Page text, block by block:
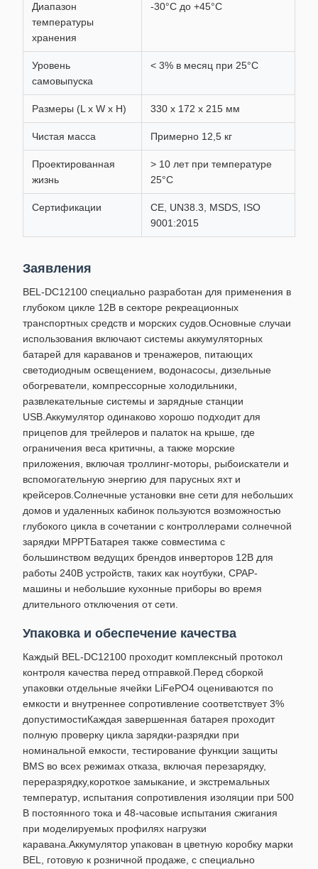
Диапазон
температуры
хранения
-30°C до +45°C
Уровень
самовыпуска
< 3% в месяц при 25°C
Размеры (L x W x H) 330 x 172 x 215 мм
Чистая масса Примерно 12,5 кг
Проектированная
жизнь
> 10 лет при температуре
25°C
Сертификации
CE, UN38.3, MSDS, ISO
9001:2015
Заявления
BEL-DC12100 специально разработан для применения в
глубоком цикле 12В в секторе рекреационных
транспортных средств и морских судов.Основные случаи
использования включают системы аккумуляторных
батарей для караванов и тренажеров, питающих
светодиодным освещением, водонасосы, дизельные
обогреватели, компрессорные холодильники,
развлекательные системы и зарядные станции
USB.Аккумулятор одинаково хорошо подходит для
прицепов для трейлеров и палаток на крыше, где
ограничения веса критичны, а также морские
приложения, включая троллинг-моторы, рыбоискатели и
вспомогательную энергию для парусных яхт и
крейсеров.Солнечные установки вне сети для небольших
домов и удаленных кабинок пользуются возможностью
глубокого цикла в сочетании с контроллерами солнечной
зарядки MPPTБатарея также совместима с
большинством ведущих брендов инверторов 12В для
работы 240В устройств, таких как ноутбуки, CPAP-
машины и небольшие кухонные приборы во время
длительного отключения от сети.
Упаковка и обеспечение качества
Каждый BEL-DC12100 проходит комплексный протокол
контроля качества перед отправкой.Перед сборкой
упаковки отдельные ячейки LiFePO4 оцениваются по
емкости и внутреннее сопротивление соответствует 3%
допустимостиКаждая завершенная батарея проходит
полную проверку цикла зарядки-разрядки при
номинальной емкости, тестирование функции защиты
BMS во всех режимах отказа, включая перезарядку,
переразрядку,короткое замыкание, и экстремальных
температур, испытания сопротивления изоляции при 500
В постоянного тока и 48-часовые испытания сжигания
при моделируемых профилях нагрузки
каравана.Аккумулятор упакован в цветную коробку марки
BEL, готовую к розничной продаже, с специально